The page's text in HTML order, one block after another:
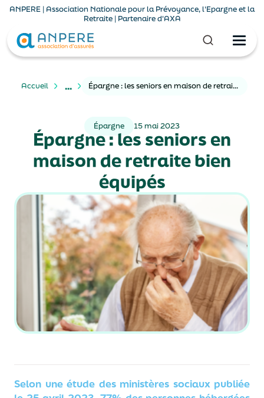
ANPERE | Association Nationale pour la Prévoyance, l'Epargne et la
Retraite | Partenaire d'AXA
Accueil ... Épargne : les seniors en maison de retraite bien équipés
Épargne 15 mai 2023
Épargne : les seniors en
maison de retraite bien
équipés
Selon une étude des ministères sociaux publiée